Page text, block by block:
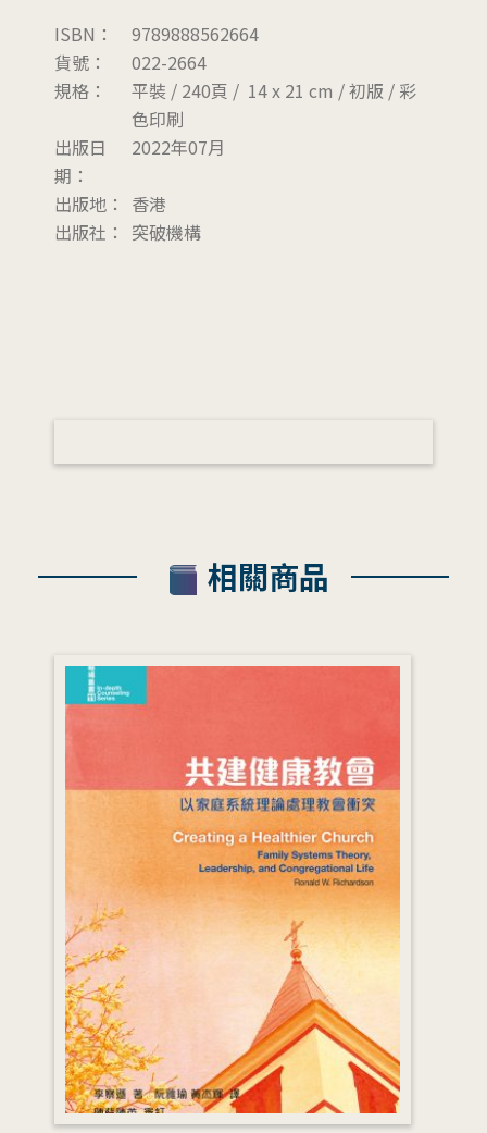
ISBN：
9789888562664
貨號：
022-2664
規格：
平裝 / 240頁 / 14 x 21 cm / 初版 / 彩
色印刷
出版日
期：
2022年07月
出版地：
香港
出版社：
突破機構
相關商品